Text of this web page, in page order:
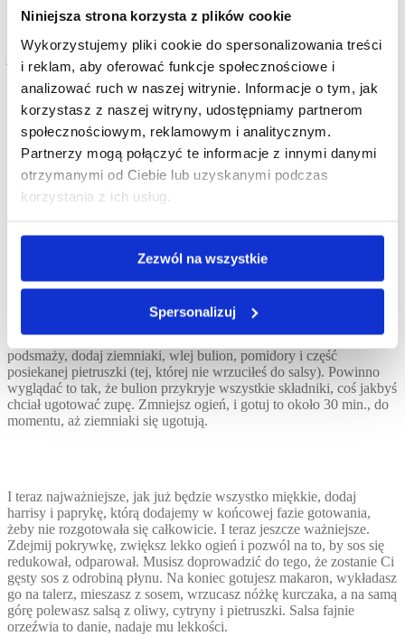
Niniejsza strona korzysta z plików cookie
Wykorzystujemy pliki cookie do spersonalizowania treści
i reklam, aby oferować funkcje społecznościowe i
analizować ruch w naszej witrynie. Informacje o tym, jak
korzystasz z naszej witryny, udostępniamy partnerom
społecznościowym, reklamowym i analitycznym.
Partnerzy mogą połączyć te informacje z innymi danymi
otrzymanymi od Ciebie lub uzyskanymi podczas
korzystania z ich usług.
Zezwól na wszystkie
Spersonalizuj
Czosnek możesz posiekać, lub rozgnieść. Polecam tę drugą opcję,
małe płatki łatwiej spalić podczas podsmażania. Cebulę posiekaj na
drobno, paprykę pokrój na średnie kawałki. Nie ma znaczenia,
jakiego koloru paprykę użyjesz, ja akurat wybrałem żółtą, dla
koloru.
Obierz ziemniaki, przygotuj pomidory z puszki, z nóg kurczaka
zdejmij skórę. W osobnej miseczce przygotuj posiekaną pietruszkę,
oliwę i sok z cytryny. Lekko posól. Taką salsę odstaw, będzie
używana na sam koniec, jak już wszystko będzie na talerzu.
Dobrze, zaczynamy. Najpierw rozgrzej oliwę, podsmaż na niej pałki
kurczaka. Jeżeli nadal nie jesteś przekonany do smażenia naoliwie
, przeczytaj mój wpis na blogu o tym,
. Podsmażaj chwilę, aż będzie gotowy z
każdej strony, potem dodaj cebulę z czosnkiem. Jak już cebula się
podsmaży, dodaj ziemniaki, wlej bulion, pomidory i część
posiekanej pietruszki (tej, której nie wrzuciłeś do salsy). Powinno
wyglądać to tak, że bulion przykryje wszystkie składniki, coś jakbyś
chciał ugotować zupę. Zmniejsz ogień, i gotuj to około 30 min., do
momentu, aż ziemniaki się ugotują.
I teraz najważniejsze, jak już będzie wszystko miękkie, dodaj
harrisy i paprykę, którą dodajemy w końcowej fazie gotowania,
żeby nie rozgotowała się całkowicie. I teraz jeszcze ważniejsze.
Zdejmij pokrywkę, zwiększ lekko ogień i pozwól na to, by sos się
redukował, odparował. Musisz doprowadzić do tego, że zostanie Ci
gęsty sos z odrobiną płynu. Na koniec gotujesz makaron, wykładasz
go na talerz, mieszasz z sosem, wrzucasz nóżkę kurczaka, a na samą
górę polewasz salsą z oliwy, cytryny i pietruszki. Salsa fajnie
orzeźwia to danie, nadaje mu lekkości.